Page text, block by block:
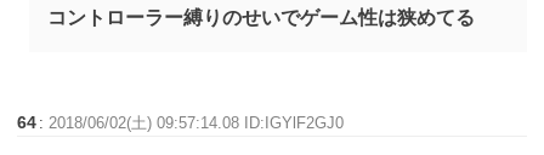
コントローラー縛りのせいでゲーム性は狭めてる
64 : 2018/06/02(土) 09:57:14.08 ID:IGYlF2GJ0